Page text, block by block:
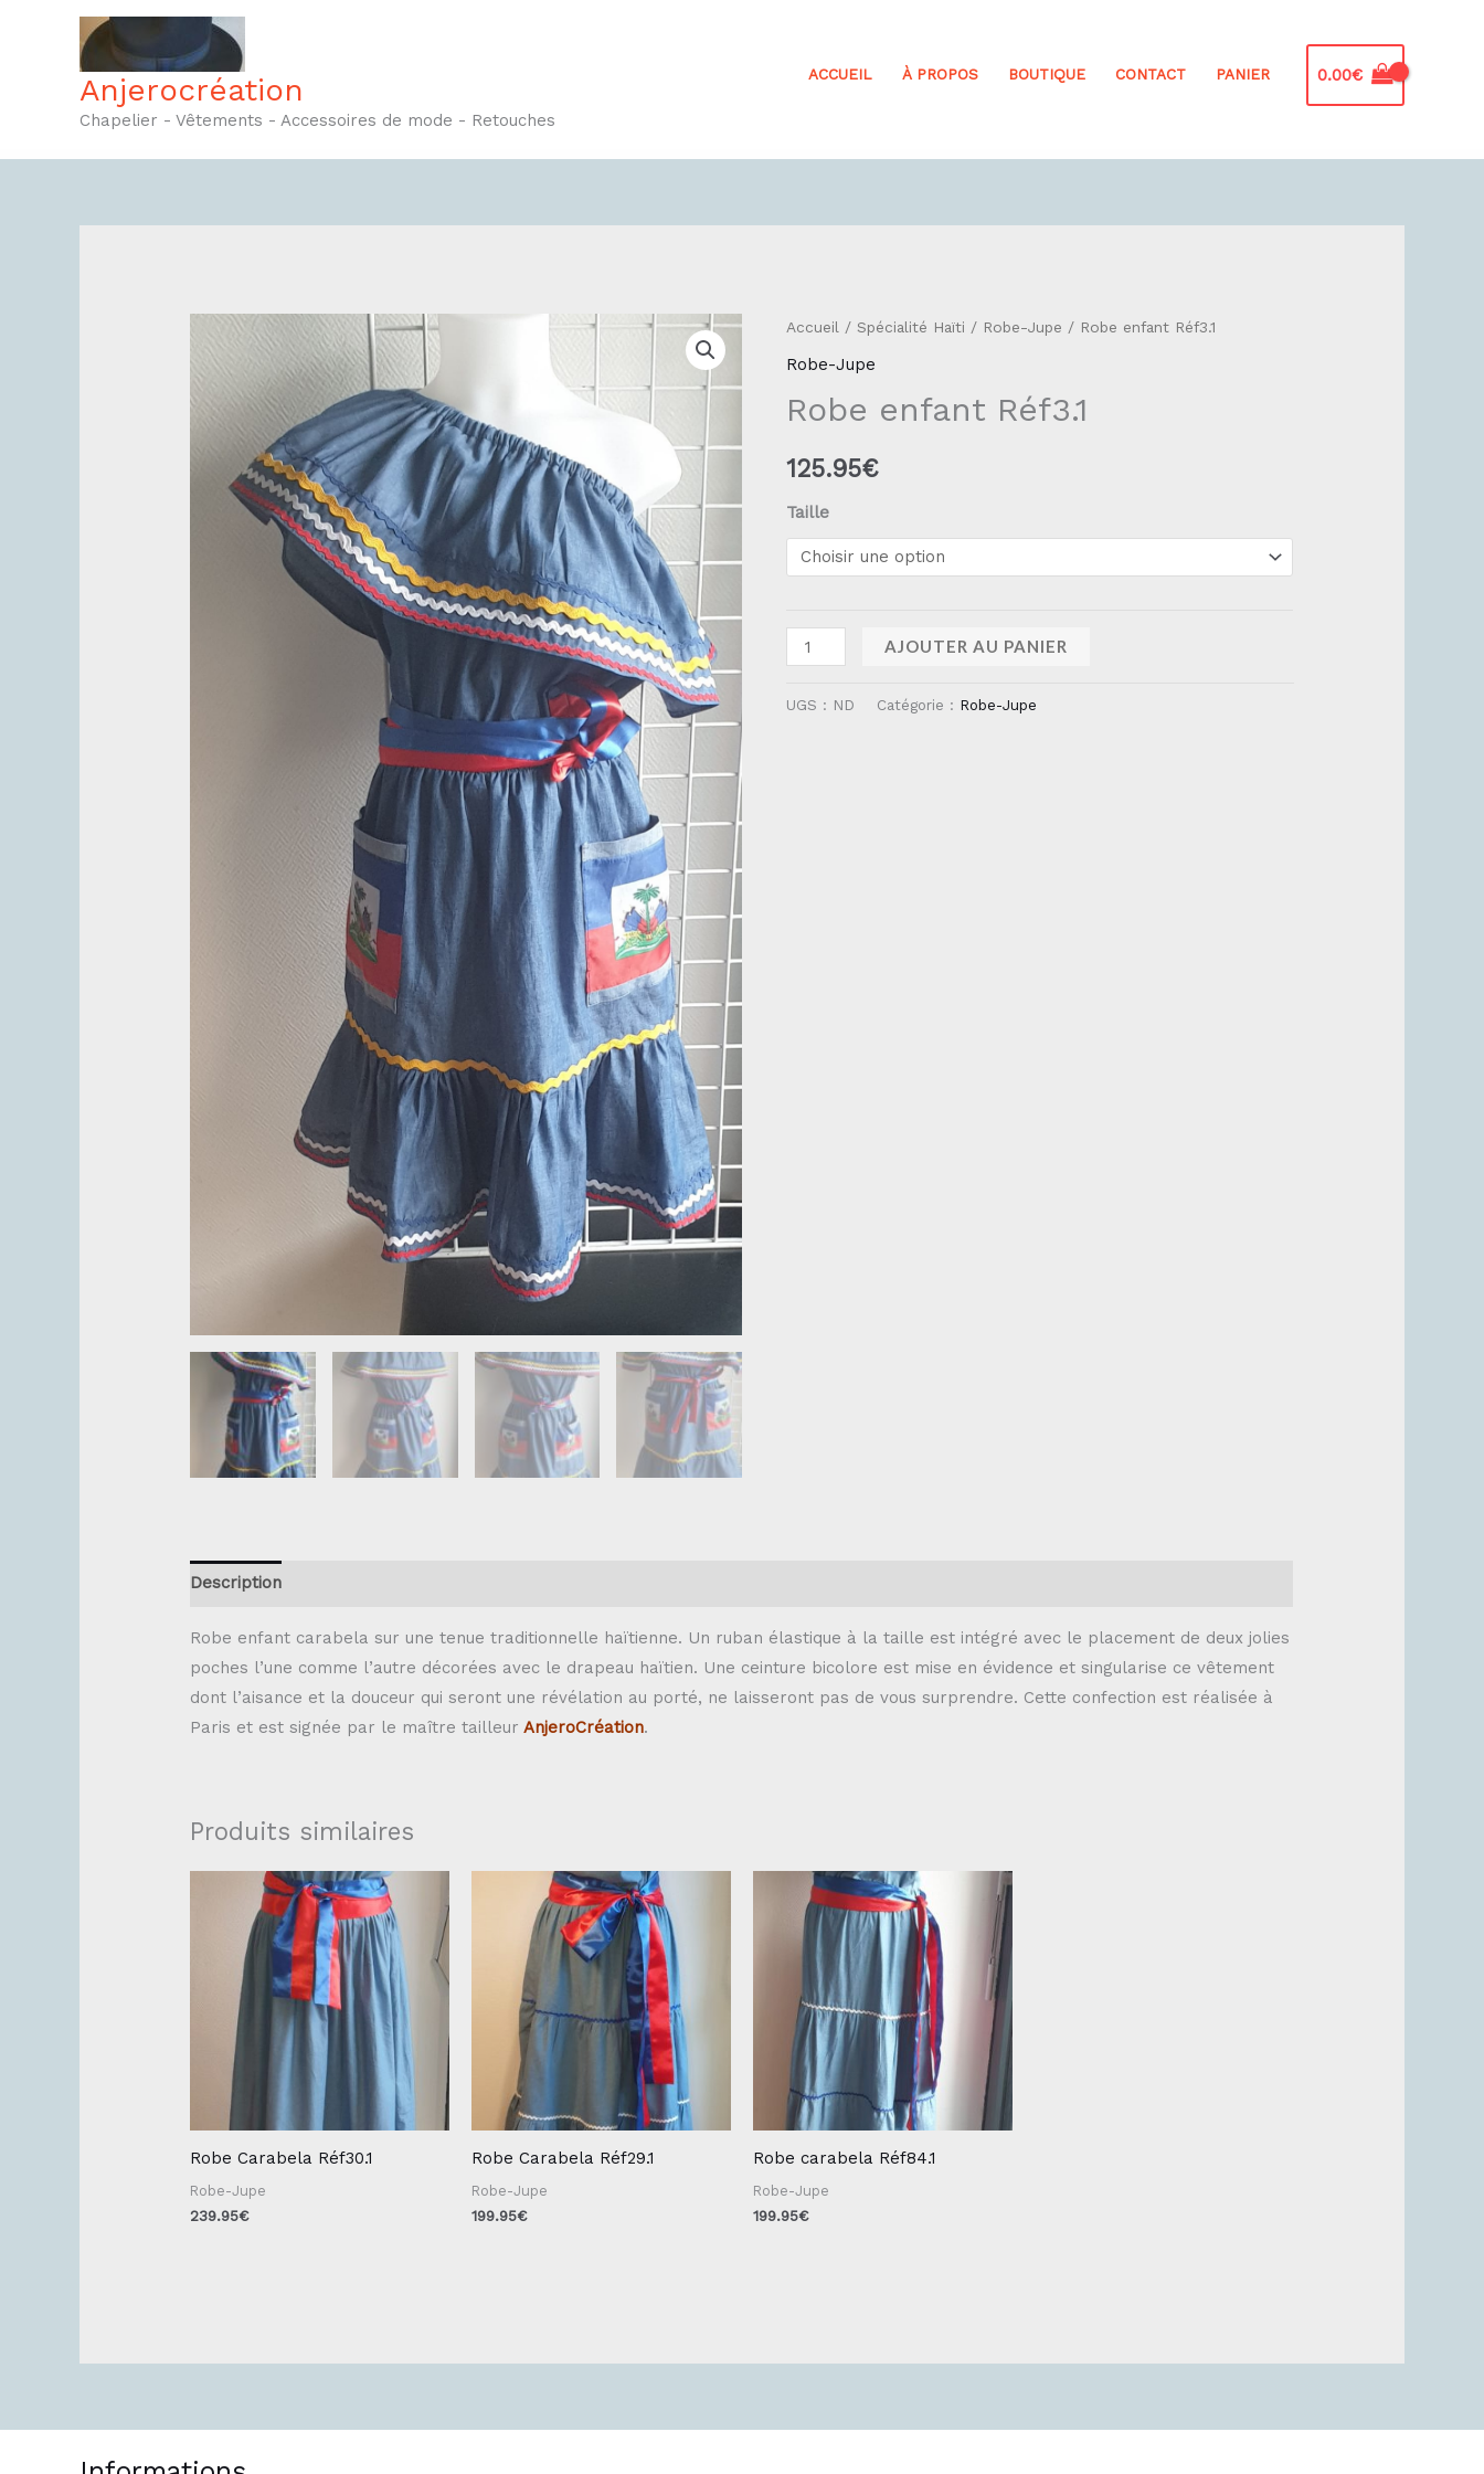
Anjerocréation
Chapelier - Vêtements - Accessoires de mode - Retouches
ACCUEIL À PROPOS BOUTIQUE CONTACT PANIER 0.00€
Accueil / Spécialité Haïti / Robe-Jupe / Robe enfant Réf3.1
Robe-Jupe
Robe enfant Réf3.1
125.95€
Taille
quantité
de
enfant
AJOUTER AU PANIER
UGS : ND Catégorie : Robe-Jupe
Description
Robe enfant carabela sur une tenue traditionnelle haïtienne. Un ruban élastique à la taille est intégré avec le placement de deux jolies
poches l’une comme l’autre décorées avec le drapeau haïtien. Une ceinture bicolore est mise en évidence et singularise ce vêtement
dont l’aisance et la douceur qui seront une révélation au porté, ne laisseront pas de vous surprendre. Cette confection est réalisée à
Paris et est signée par le maître tailleur AnjeroCréation.
Produits similaires
Robe Carabela Réf30.1
Robe-Jupe
239.95€
Robe Carabela Réf29.1
Robe-Jupe
199.95€
Robe carabela Réf84.1
Robe-Jupe
199.95€